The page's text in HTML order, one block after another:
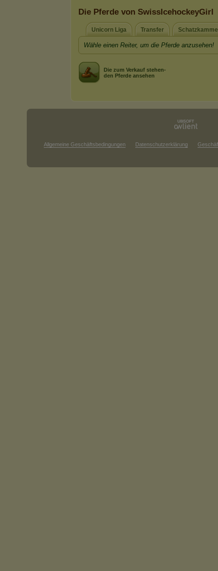
Die Pferde von SwissIcehockeyGirl
Unicorn Liga Transfer
Wähle einen Reiter, um die Pferde anzusehen!
Die zum Verkauf stehen-
den Pferde ansehen
Allgemeine Geschäftsbedingungen Datenschutzerklärung